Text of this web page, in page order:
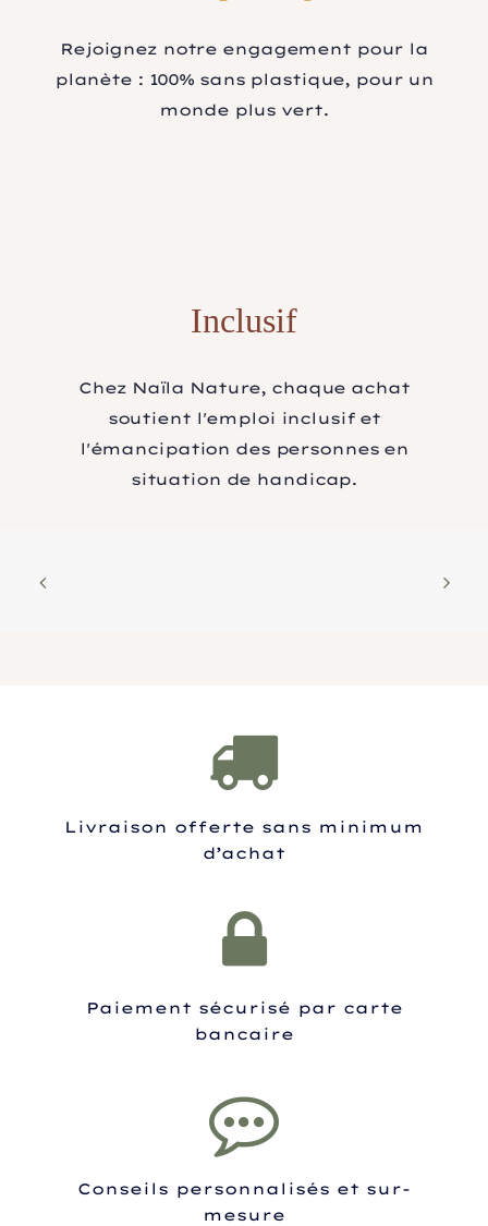
Rejoignez notre engagement pour la
planète : 100% sans plastique, pour un
monde plus vert.
Inclusif
Chez Naïla Nature, chaque achat
soutient l'emploi inclusif et
l'émancipation des personnes en
situation de handicap.
Livraison offerte sans minimum
d’achat
Paiement sécurisé par carte
bancaire
Conseils personnalisés et sur-
mesure